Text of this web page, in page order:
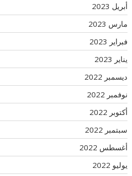
أبريل 2023
مارس 2023
فبراير 2023
يناير 2023
ديسمبر 2022
نوفمبر 2022
أكتوبر 2022
سبتمبر 2022
أغسطس 2022
يوليو 2022